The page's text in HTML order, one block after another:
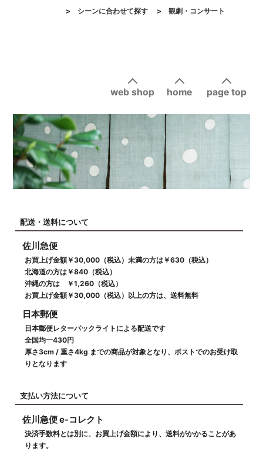
> シーンに合わせて探す > 観劇・コンサート
page top
home
web shop
配送・送料について
佐川急便
お買上げ金額￥30,000（税込）未満の方は￥630（税込）
北海道の方は￥840（税込）
沖縄の方は ￥1,260（税込）
お買上げ金額￥30,000（税込）以上の方は、送料無料
日本郵便
日本郵便レターパックライトによる配送です
全国均一430円
厚さ3cm / 重さ4kg までの商品が対象となり、ポストでのお受け取
りとなります
支払い方法について
佐川急便 e-コレクト
決済手数料とは別に、お買上げ金額により、送料がかかることがあ
ります。